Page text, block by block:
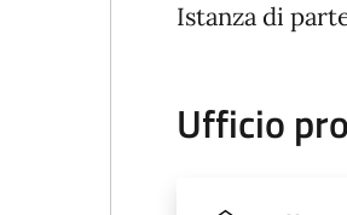
Istanza di
Ufficio